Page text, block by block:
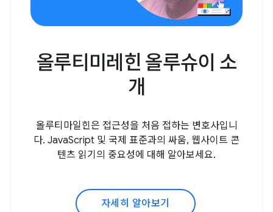
올루티미레힌 올루슈이 소
개
올루티마일힌은 접근성을 처음 접하는 변호사입니
다. JavaScript 및 국제 표준과의 싸움, 웹사이트 콘
텐츠 읽기의 중요성에 대해 알아보세요.
자세히 알아보기